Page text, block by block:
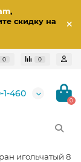
,
скидку на
0 0
1-460
0
игольчатый 8